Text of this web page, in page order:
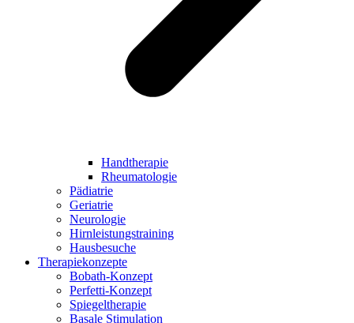
Handtherapie
Rheumatologie
Pädiatrie
Geriatrie
Neurologie
Hirnleistungstraining
Hausbesuche
Therapiekonzepte
Bobath-Konzept
Perfetti-Konzept
Spiegeltherapie
Basale Stimulation